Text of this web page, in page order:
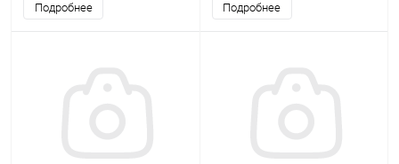
Подробнее Подробнее